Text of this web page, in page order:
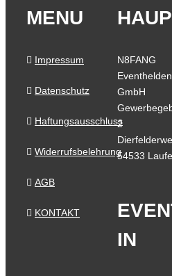
MENU
Impressum
Datenschutz
Haftungsausschluss
Widerrufsbelehrung
AGB
KONTAKT
N8FANG
Eventhelden
GmbH
2
54533
IN